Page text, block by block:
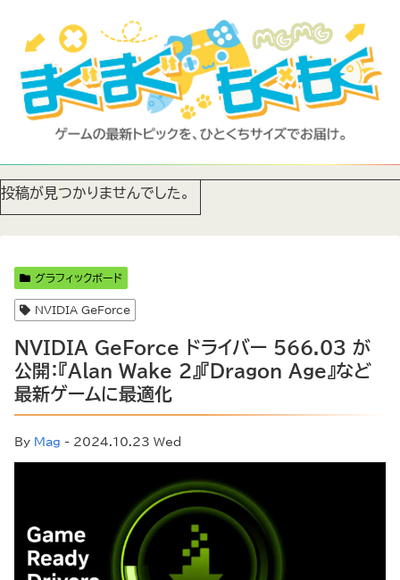
投稿が見つかりませんでした。
グラフィックボード
NVIDIA GeForce
NVIDIA GeForce ドライバー 566.03 が
公開：『Alan Wake 2』『Dragon Age』など
最新ゲームに最適化
By Mag - 2024.10.23 Wed